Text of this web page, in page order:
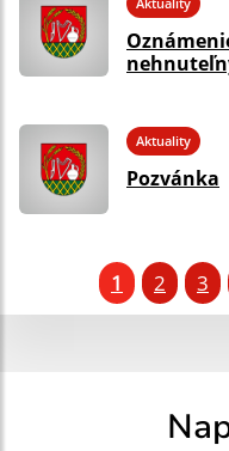
Aktuality
Pozvánka
1 2 3